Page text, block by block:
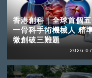
香港創科｜全球首個
一骨科手術機械人 精
微創破三難題
2026-